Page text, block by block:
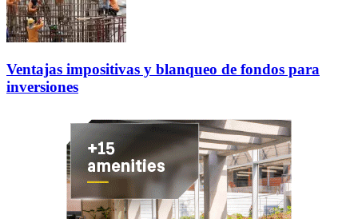
Ventajas impositivas y blanqueo de fondos para
inversiones